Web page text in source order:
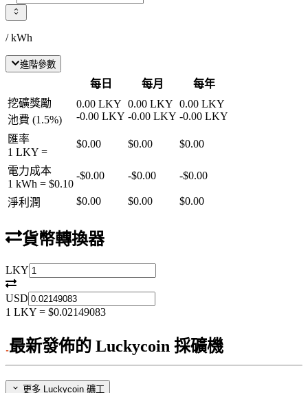
/ kWh
進階參數
每日 每月
每年
挖礦獎勵
池費 (1.5%)
0.00 LKY
-0.00 LKY
0.00 LKY
-0.00 LKY
0.00 LKY
-0.00 LKY
匯率
1 LKY =
$0.00 $0.00 $0.00
電力成本
1 kWh = $0.10
-$0.00 -$0.00 -$0.00
淨利潤 $0.00 $0.00 $0.00
貨幣轉換器
LKY
USD
1 LKY = $0.02149083
最新發佈的 Luckycoin 採礦機
更多 Luckycoin 礦工